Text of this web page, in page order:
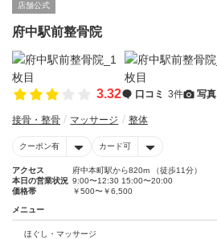
店舗公式
府中駅前整骨院
3.32 口コミ 3件 写真
接骨・整骨 マッサージ 整体
クーポン有 カード可
アクセス
府中本町駅から820m （徒歩11分）
本日の営業状況 9:00〜12:30 15:00〜20:00
価格帯
￥500〜￥6,500
メニュー
ほぐし・マッサージ